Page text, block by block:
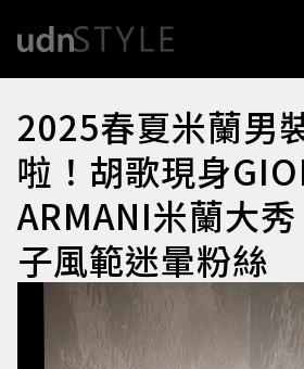
2025春夏米蘭男
啦！胡歌現身
ARMANI米蘭大
子風範迷暈粉絲